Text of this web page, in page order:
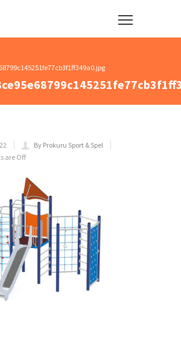
By Prokuru Sport & Spel
are Off